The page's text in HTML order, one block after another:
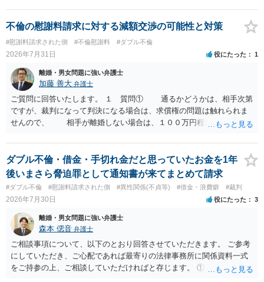
不倫の慰謝料請求に対する減額交渉の可能性と対策
#慰謝料請求された側 #不倫慰謝料 #ダブル不倫
2026年7月31日 役にたった 1
離婚・男女問題に強い弁護士
加藤 善大 弁護士
ご質問に回答いたします。 １ 質問① 通るかどうかは、相手次第
ですが、裁判になって判決になる場合は、求償権の問題は触れられま
せんので、 相手が離婚しない場合は、１００万円程度となる可能
するデメリットはありますから（経済的、時間的、精神的負担等）、
反対にご自身が、裁判も辞さずという姿勢を示すことで、プラス
に働く可能性は有り得ます。 交渉で解決する多くの場合は、相手
が弁護士に依頼しているケースで、５０万円以下で合意できる場合は
稀であると思います。 通常は、６０万円から８０万円程度になる
ことが多いというのが私の印象です。 ２ 質問② ご記載の内容が
減額を進めるうえでの交渉材料かと思います。 なお、ご自身が離
婚しないことは、交渉材料にはならないかと思いますので、ご注意く
ださい。 また、相手夫婦の婚姻関係が既に破綻していたことや、
相手女性が結婚しているとは知らなかったと主張することもあります
が、 ケースバイケースですので、ご自身の場合にそれらの主張が
できるかはよくお考え下さい。 ３ 質問③ 違約金を５０万円とす
ダブル不倫・借金・手切れ金だと思っていたお金を1年
後いまさら脅迫罪として通知書が来てまとめて請求
#ダブル不倫 #慰謝料請求された側 #異性関係(不貞等) #借金・浪費癖 #裁判
2026年7月30日 役にたった 3
離婚・男女問題に強い弁護士
森本 偲音 弁護士
ご相談事項について、以下のとおり回答させていただきます。 ご参考
にしていただき、ご心配であれば最寄りの法律事務所に関係資料一式
をご持参の上、ご相談していただければと存じます。 ① このLINEの